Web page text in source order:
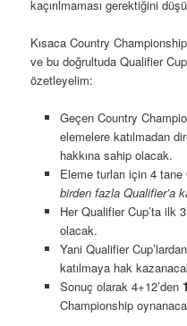
kaçırılmaması gerektiğini
Kısaca Country
ve bu doğrultuda Qualifier
özetleyelim:
Geçen Country
elemelere katılmadan
hakkına sahip olacak.
Eleme turları için 4
birden fazla Qualifier’a
Her Qualifier Cup’ta ilk
olacak.
Yani Qualifier
katılmaya hak
Sonuç olarak 4+12’den
Championship